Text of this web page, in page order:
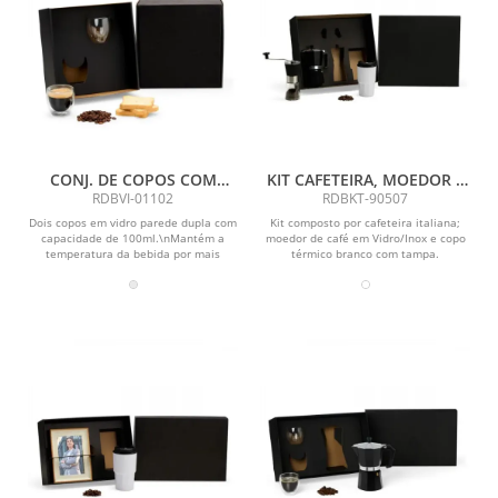
CONJ. DE COPOS COM
PAREDE DUPLA - 2 PÇS
RDBVI-01102
Dois copos em vidro parede dupla com
capacidade de 100ml.\nMantém a
temperatura da bebida por mais
KIT CAFETEIRA, MOEDOR E
COPO TÉRMICO - 3 PÇS
RDBKT-90507
Kit composto por cafeteira italiana;
moedor de café em Vidro/Inox e copo
térmico branco com tampa.